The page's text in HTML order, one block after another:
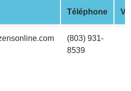
Téléphone
(803) 931-
8539